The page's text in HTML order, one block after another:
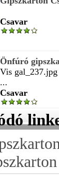
Csavar
Önfúró
Vis
...
Csavar